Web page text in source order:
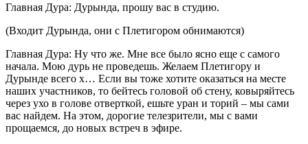
Главная Дура: Дурында, прошу вас в студию.
(Входит Дурында, они с Плетигором обнимаются)
Главная Дура: Ну что же. Мне все было ясно еще с самого
начала. Мою дурь не проведешь. Желаем Плетигору и
Дурынде всего х… Если вы тоже хотите оказаться на месте
наших участников, то бейтесь головой об стену, ковыряйтесь
через ухо в голове отверткой, ешьте уран и торий – мы сами
вас найдем. На этом, дорогие телезрители, мы с вами
прощаемся, до новых встреч в эфире.